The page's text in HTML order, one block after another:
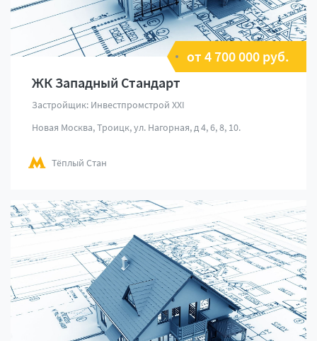
от 4 700 000 руб.
ЖК Западный Стандарт
Застройщик: Инвестпромстрой XXI
Новая Москва, Троицк, ул. Нагорная, д 4, 6, 8, 10.
Тёплый Стан